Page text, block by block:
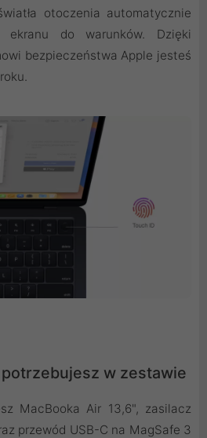
otoczenia automatycznie
ekranu do warunków. Dzięki
bezpieczeństwa Apple jesteś
w zestawie
MacBooka Air 13,6", zasilacz
przewód USB-C na MagSafe 3